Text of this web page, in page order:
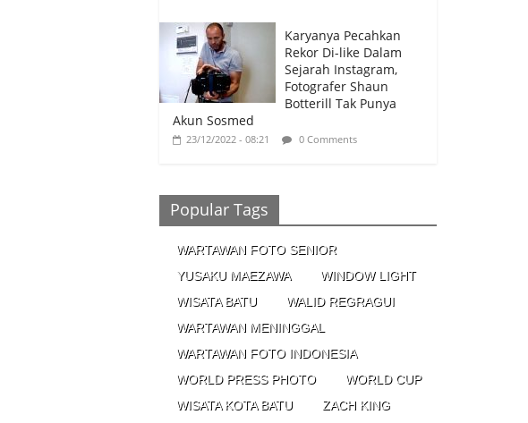
Karyanya Pecahkan
Rekor Di-like Dalam
Sejarah Instagram,
Fotografer Shaun
Botterill Tak Punya
Akun Sosmed
23/12/2022 - 08:21 0 Comments
Popular Tags
WARTAWAN FOTO SENIOR
YUSAKU MAEZAWA
WINDOW LIGHT
WISATA BATU
WALID REGRAGUI
WARTAWAN MENINGGAL
WARTAWAN FOTO INDONESIA
WORLD PRESS PHOTO
WORLD CUP
WISATA KOTA BATU
ZACH KING